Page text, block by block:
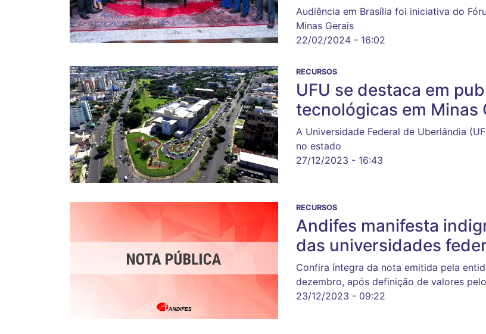
Audiência em Brasília foi iniciativa do
Minas Gerais
22/02/2024 - 16:02
RECURSOS
UFU se destaca em
tecnológicas em Minas
A Universidade Federal de Uberlândia
no estado
27/12/2023 - 16:43
RECURSOS
Andifes manifesta
das universidades
Confira íntegra da nota emitida pela
dezembro, após definição de valores
23/12/2023 - 09:22